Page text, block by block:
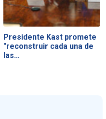
Presidente Kast promete
"reconstruir cada una de
las…